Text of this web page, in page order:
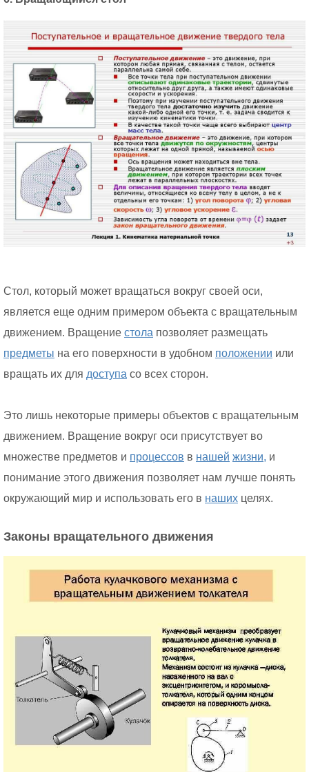
Стол, который может вращаться вокруг своей оси,
является еще одним примером объекта с вращательным
движением. Вращение стола позволяет размещать
предметы на его поверхности в удобном положении или
вращать их для доступа со всех сторон.
Это лишь некоторые примеры объектов с вращательным
движением. Вращение вокруг оси присутствует во
множестве предметов и процессов в нашей жизни, и
понимание этого движения позволяет нам лучше понять
окружающий мир и использовать его в наших целях.
Законы вращательного движения